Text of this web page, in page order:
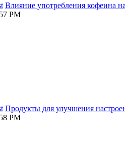
Влияние употребления кофеина
PM
Продукты для улучшения
PM